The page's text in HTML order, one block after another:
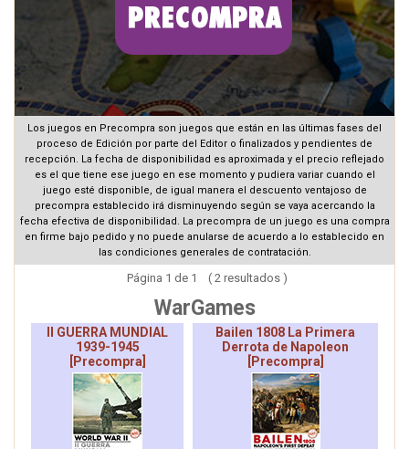
Los juegos en Precompra son juegos que están en las últimas fases del
proceso de Edición por parte del Editor o finalizados y pendientes de
recepción. La fecha de disponibilidad es aproximada y el precio reflejado
es el que tiene ese juego en ese momento y pudiera variar cuando el
juego esté disponible, de igual manera el descuento ventajoso de
precompra establecido irá disminuyendo según se vaya acercando la
fecha efectiva de disponibilidad. La precompra de un juego es una compra
en firme bajo pedido y no puede anularse de acuerdo a lo establecido en
las condiciones generales de contratación.
Página 1 de 1 ( 2 resultados )
WarGames
II GUERRA MUNDIAL
1939-1945
[Precompra]
Bailen 1808 La Primera
Derrota de Napoleon
[Precompra]